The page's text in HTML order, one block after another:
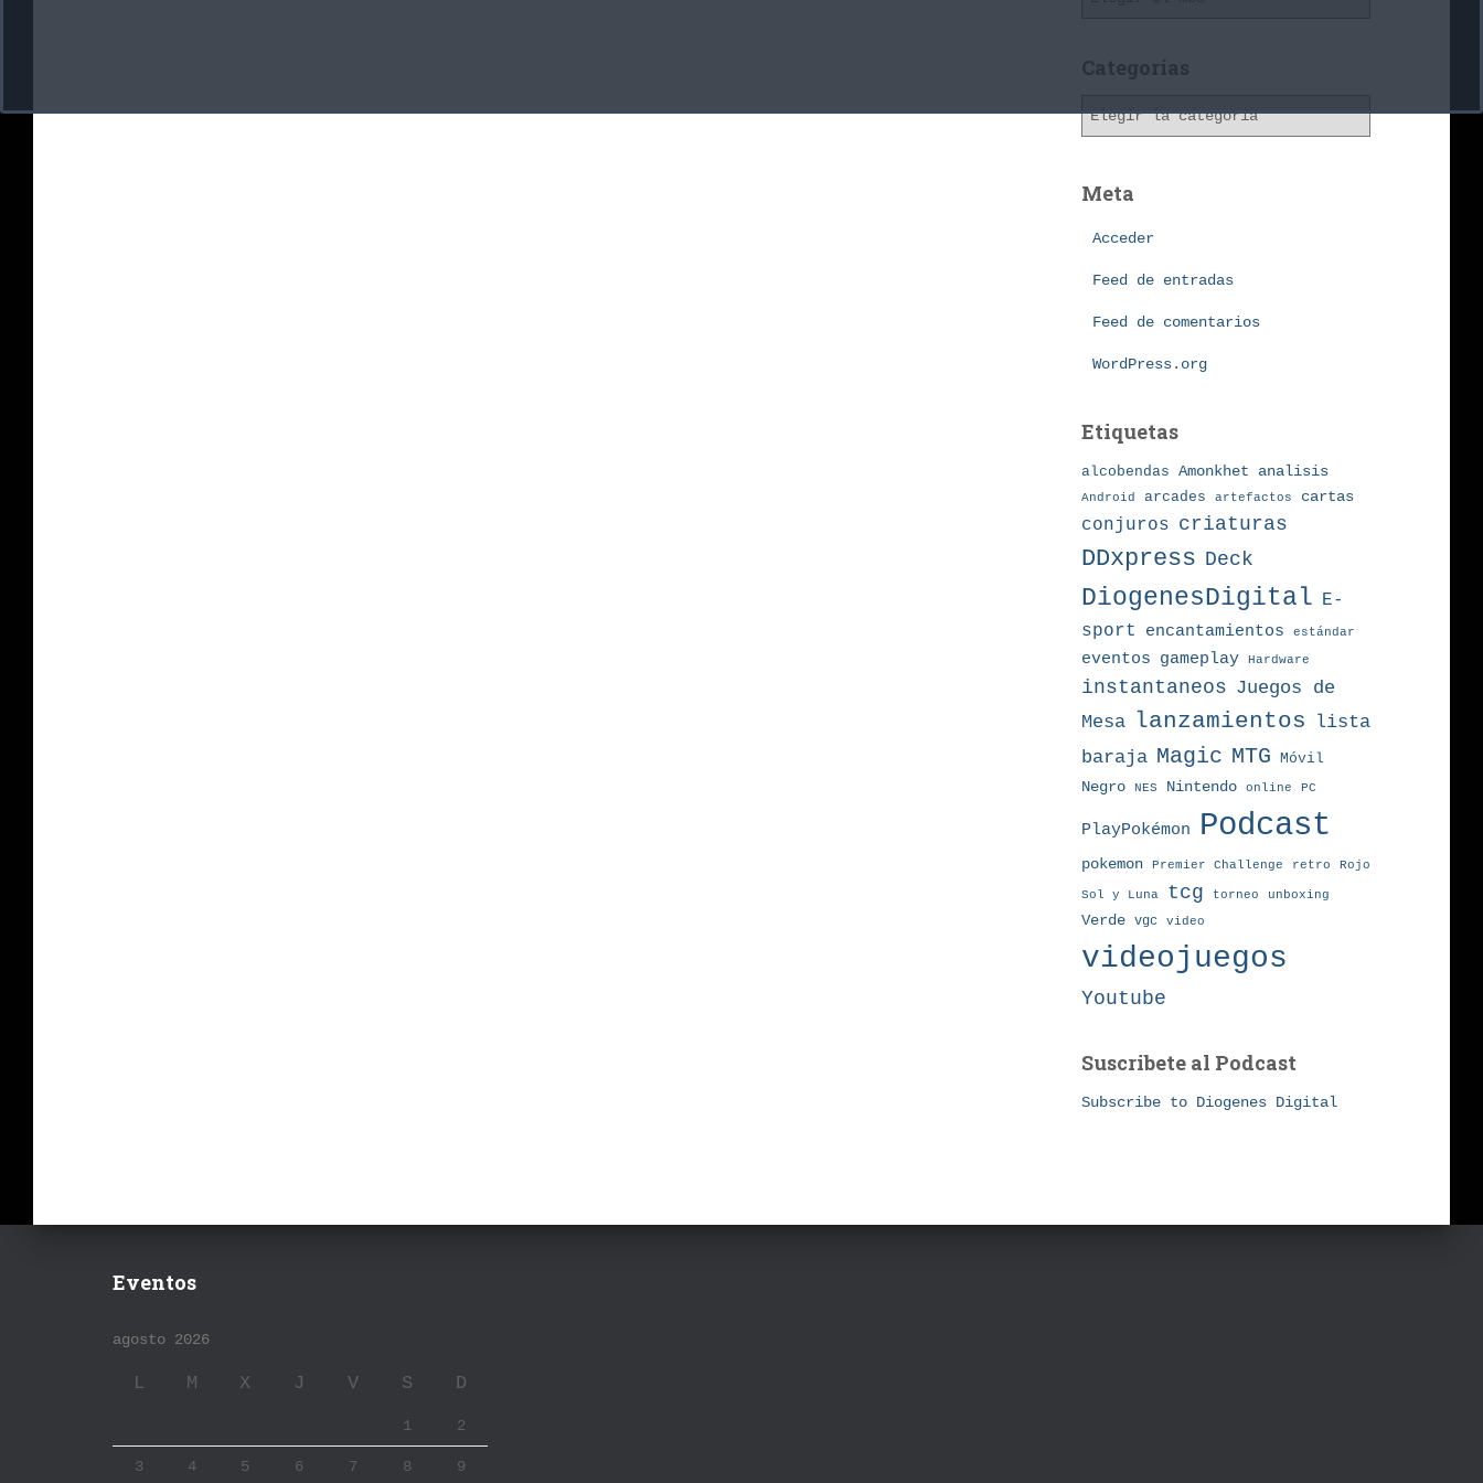
h
v
o
Categorías
g
Meta
Acceder
Feed de entradas
Feed de comentarios
WordPress.org
Etiquetas
alcobendas Amonkhet analisis
Android arcades artefactos cartas
conjuros criaturas
DDxpress Deck
DiogenesDigital E-
sport
encantamientos estándar
eventos gameplay Hardware
instantaneos Juegos de
Mesa
lanzamientos
lista
baraja Magic MTG Móvil
Negro
NES Nintendo online PC
PlayPokémon Podcast
pokemon Premier Challenge retro Rojo
Sol y Luna tcg torneo unboxing
Verde vgc video
videojuegos
Youtube
Suscribete al Podcast
Subscribe to Diogenes Digital
Eventos
agosto 2026
L M X J V S D
1 2
3 4 5 6 7 8 9